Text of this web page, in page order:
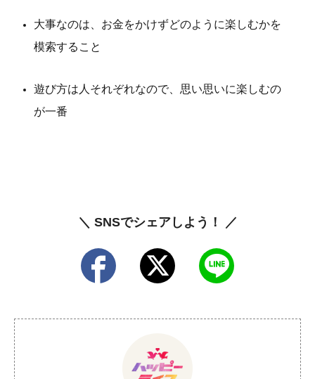
大事なのは、お金をかけずどのように楽しむかを
模索すること
遊び方は人それぞれなので、思い思いに楽しむの
が一番
＼ SNSでシェアしよう！ ／